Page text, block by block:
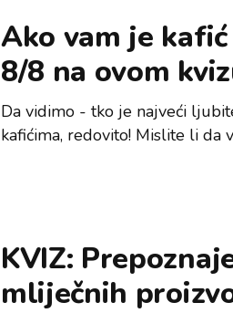
Ako vam je
8/8 na ovom
Da vidimo - tko je najveći
kafićima, redovito! Mislite li da
KVIZ:
mliječnih